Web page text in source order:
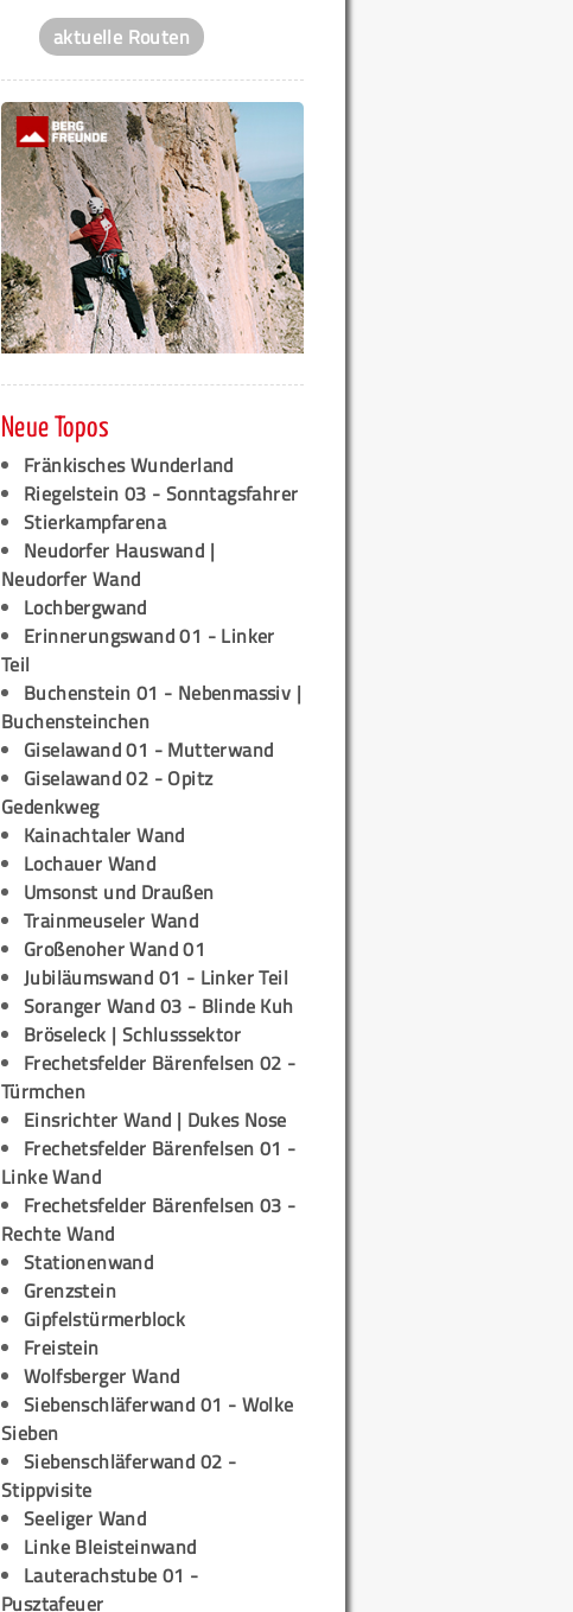
aktuelle Routen
Neue Topos
Fränkisches Wunderland
Riegelstein 03 - Sonntagsfahrer
Stierkampfarena
Neudorfer Hauswand |
Neudorfer Wand
Lochbergwand
Erinnerungswand 01 - Linker
Teil
Buchenstein 01 - Nebenmassiv |
Buchensteinchen
Giselawand 01 - Mutterwand
Giselawand 02 - Opitz
Gedenkweg
Kainachtaler Wand
Lochauer Wand
Umsonst und Draußen
Trainmeuseler Wand
Großenoher Wand 01
Jubiläumswand 01 - Linker Teil
Soranger Wand 03 - Blinde Kuh
Bröseleck | Schlusssektor
Frechetsfelder Bärenfelsen 02 -
Türmchen
Einsrichter Wand | Dukes Nose
Frechetsfelder Bärenfelsen 01 -
Linke Wand
Frechetsfelder Bärenfelsen 03 -
Rechte Wand
Stationenwand
Grenzstein
Gipfelstürmerblock
Freistein
Wolfsberger Wand
Siebenschläferwand 01 - Wolke
Sieben
Siebenschläferwand 02 -
Stippvisite
Seeliger Wand
Linke Bleisteinwand
Lauterachstube 01 -
Pusztafeuer